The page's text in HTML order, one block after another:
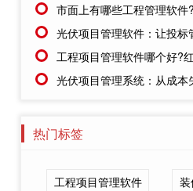
市面上有哪些工程管理软件?2026
光伏项目管理软件：让投标
工程项目管理软件哪个好?红圈系统正在
光伏项目管理系统：从成本失控到利润
热门标签
工程项目管理软件